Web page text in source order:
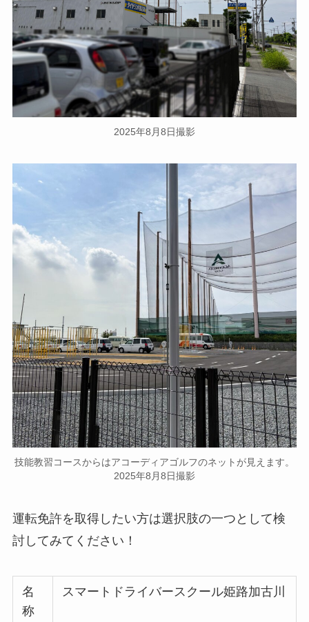
2025年8月8日撮影
技能教習コースからはアコーディアゴルフのネットが見えます。
2025年8月8日撮影
運転免許を取得したい方は選択肢の一つとして検
討してみてください！
名
称
スマートドライバースクール姫路加古川